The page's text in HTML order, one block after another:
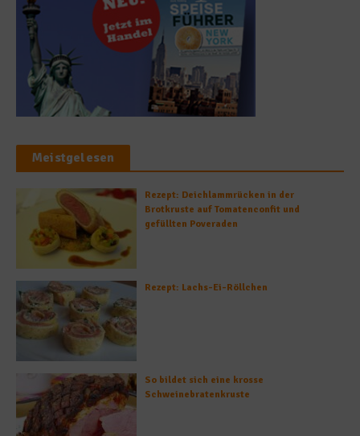
Meistgelesen
Rezept: Deichlammrücken in der
Brotkruste auf Tomatenconfit und
gefüllten Poveraden
Rezept: Lachs-Ei-Röllchen
So bildet sich eine krosse
Schweinebratenkruste